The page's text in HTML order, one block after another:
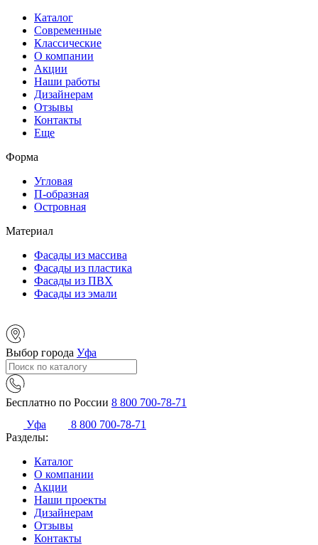
Каталог
Современные
Классические
О компании
Акции
Наши работы
Дизайнерам
Отзывы
Контакты
Еще
Форма
Угловая
П-образная
Островная
Материал
Фасады из массива
Фасады из пластика
Фасады из ПВХ
Фасады из эмали
Выбор города Уфа
Бесплатно по России 8 800 700-78-71
Уфа
8 800 700-78-71
Разделы:
Каталог
О компании
Акции
Наши проекты
Дизайнерам
Отзывы
Контакты